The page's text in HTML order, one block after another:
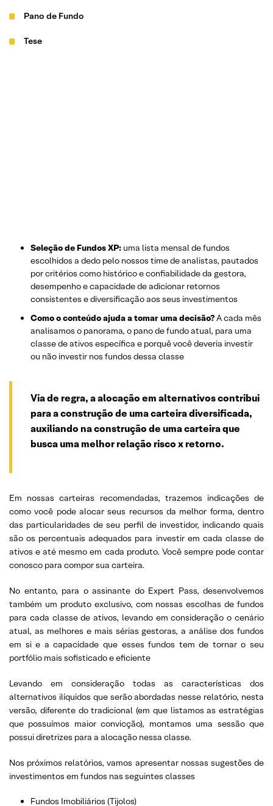
Pano de Fundo
Tese
Seleção de Fundos XP: uma lista mensal de fundos
escolhidos a dedo pelo nossos time de analistas, pautados
por critérios como histórico e confiabilidade da gestora,
desempenho e capacidade de adicionar retornos
consistentes e diversificação aos seus investimentos
Como o conteúdo ajuda a tomar uma decisão?A cada mês
analisamos o panorama, o pano de fundo atual, para uma
classe de ativos específica e porquê você deveria investir
ou não investir nos fundos dessa classe
Via de regra, a alocação em alternativos contribui
para a construção de uma carteira diversificada,
auxiliando na construção de uma carteira que
busca uma melhor relação risco x retorno.
Em nossas carteiras recomendadas, trazemos indicações de
como você pode alocar seus recursos da melhor forma, dentro
das particularidades de seu perfil de investidor, indicando quais
são os percentuais adequados para investir em cada classe de
ativos e até mesmo em cada produto. Você sempre pode contar
conosco para compor sua carteira.
No entanto, para o assinante do Expert Pass, desenvolvemos
também um produto exclusivo, com nossas escolhas de fundos
para cada classe de ativos, levando em consideração o cenário
atual, as melhores e mais sérias gestoras, a análise dos fundos
em si e a capacidade que esses fundos tem de tornar o seu
portfólio mais sofisticado e eficiente
Levando em consideração todas as características dos
alternativos ilíquidos que serão abordadas nesse relatório, nesta
versão, diferente do tradicional (em que listamos as estratégias
que possuímos maior convicção), montamos uma sessão que
possui diretrizes para a alocação nessa classe.
Nos próximos relatórios, vamos apresentar nossas sugestões de
investimentos em fundos nas seguintes classes
Fundos Imobiliários (Tijolos)